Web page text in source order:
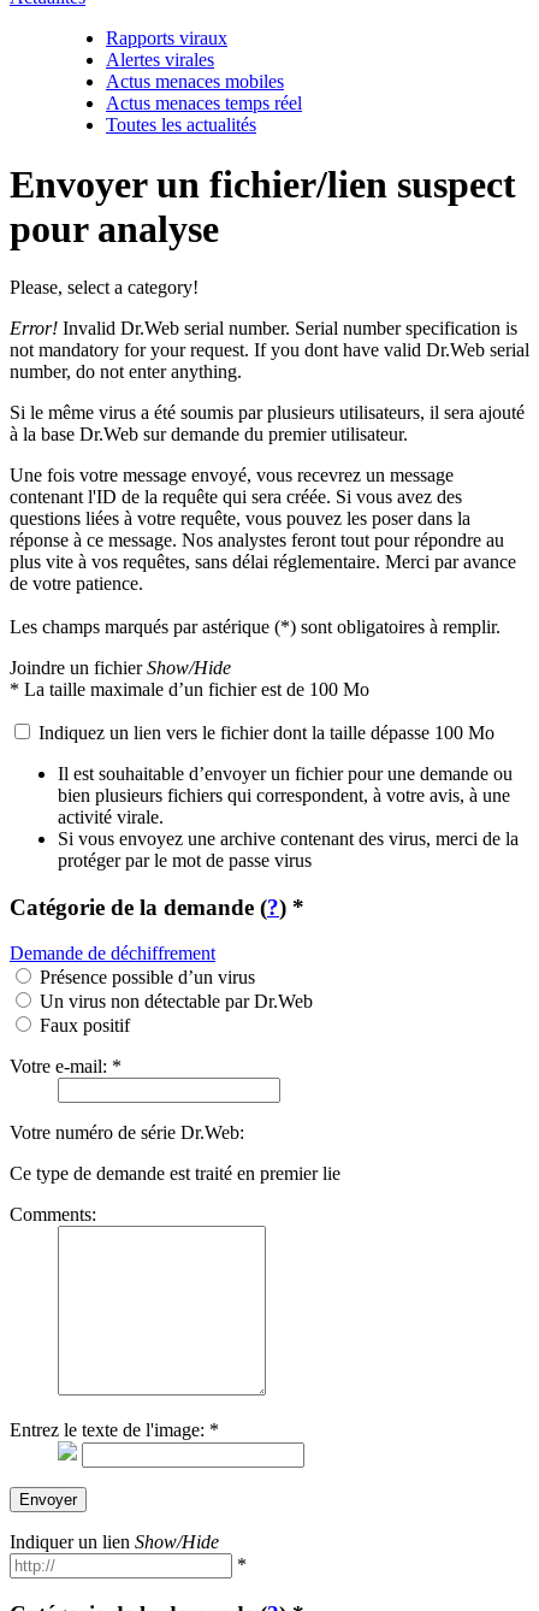
Rapports viraux
Alertes virales
Actus menaces mobiles
Actus menaces temps réel
Toutes les actualités
Envoyer un fichier/lien suspect
pour analyse
Please, select a category!
Error! Invalid Dr.Web serial number. Serial number specification is
not mandatory for your request. If you dont have valid Dr.Web serial
number, do not enter anything.
Si le même virus a été soumis par plusieurs utilisateurs, il sera ajouté
à la base Dr.Web sur demande du premier utilisateur.
Une fois votre message envoyé, vous recevrez un message
contenant l'ID de la requête qui sera créée. Si vous avez des
questions liées à votre requête, vous pouvez les poser dans la
réponse à ce message. Nos analystes feront tout pour répondre au
plus vite à vos requêtes, sans délai réglementaire. Merci par avance
de votre patience.
Les champs marqués par astérique (*) sont obligatoires à remplir.
Joindre un fichierShow/Hide
* La taille maximale d’un fichier est de 100 Mo
Indiquez un lien vers le fichier dont la taille dépasse 100 Mo
Il est souhaitable d’envoyer un fichier pour une demande ou
bien plusieurs fichiers qui correspondent, à votre avis, à une
activité virale.
Si vous envoyez une archive contenant des virus, merci de la
protéger par le mot de passe virus
Catégorie de la demande (?) *
Demande de déchiffrement
Présence possible d’un virus
Un virus non détectable par Dr.Web
Faux positif
Votre e-mail: *
Votre numéro de série Dr.Web:
Ce type de demande est traité en premier lie
Comments:
Entrez le texte de l'image: *
Envoyer
Indiquer un lien Show/Hide
*